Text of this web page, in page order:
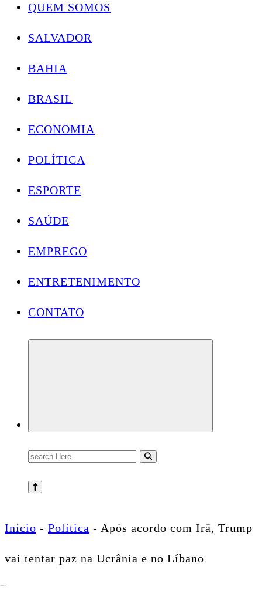
QUEM SOMOS
SALVADOR
BAHIA
BRASIL
ECONOMIA
POLÍTICA
ESPORTE
SAÚDE
EMPREGO
ENTRETENIMENTO
CONTATO
Search
for:
Início - Política - Após acordo com Irã, Trump
vai tentar paz na Ucrânia e no Líbano